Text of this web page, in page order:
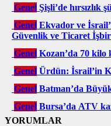
Genel Şişli’de hırsızlık
Genel Ekvador ve
Güvenlik ve Ticaret
Genel Kozan’da 70 kilo
Genel Ürdün: İsrail’in
Genel Batman’da
Genel Bursa’da ATV
YORUMLAR